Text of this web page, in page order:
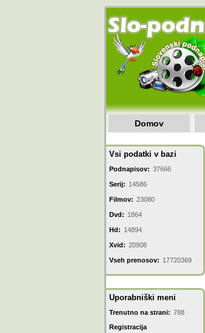
Domov
Vsi podatki v bazi
Podnapisov: 37666
Serij: 14586
Filmov: 23080
Dvd: 1864
Hd: 14894
Xvid: 20908
Vseh prenosov: 17720369
Uporabniški meni
Trenutno na strani: 788
Registracija